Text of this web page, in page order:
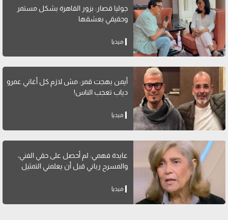
جوليا قصار: بزور القاهرة بشكل مستمر
وحقيقي بعشقها
ميديا
أيمن بهجت قمر: مش لازم كل أغاني عمرو
دياب تعجب الناس!
ميديا
عايدة فهمي: لم أحصل على حقي الفني،
والمسرح رباني قبل أن يعلمني التمثيل
ميديا